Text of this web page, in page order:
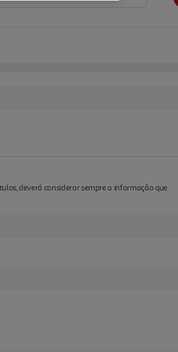
deverá considerar sempre a informação que